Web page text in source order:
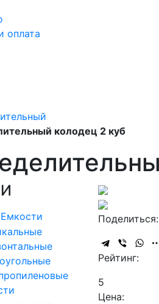
оплата
колодец 2 куб
Емкости
Поделиться:
Рейтинг:
5
Цена: